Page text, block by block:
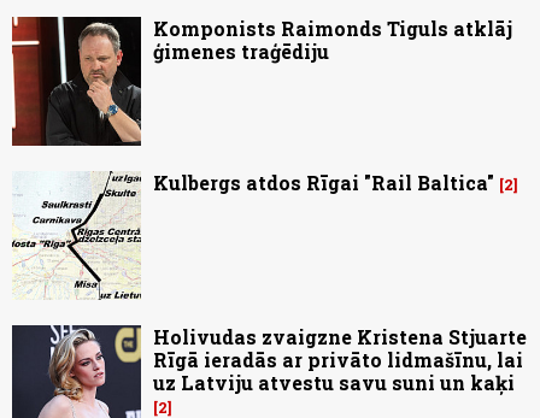
Komponists Raimonds Tiguls atklāj
ģimenes traģēdiju
Kulbergs atdos Rīgai "Rail Baltica" 2
Holivudas zvaigzne Kristena Stjuarte
Rīgā ieradās ar privāto lidmašīnu, lai
uz Latviju atvestu savu suni un kaķi
2